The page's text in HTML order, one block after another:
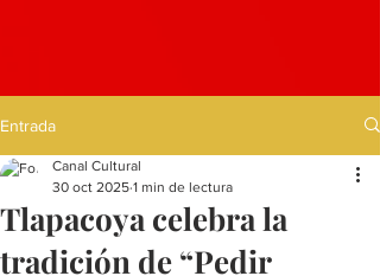
Entrada
Tlapacoya celebra la
tradición de “Pedir
Canal Cultural
30 oct 2025 1 min de lectura